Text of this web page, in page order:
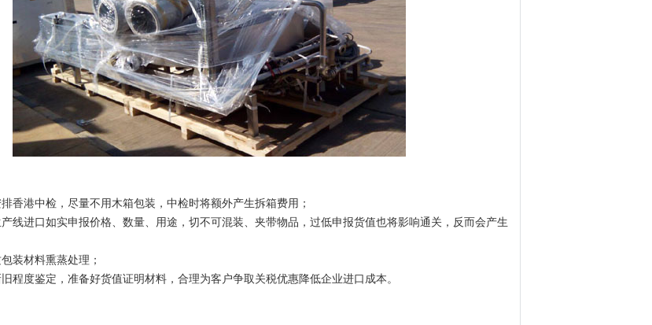
香港中检，尽量不用木箱包装，中检时将额外产生拆箱费用；
线进口如实申报价格、数量、用途，切不可混装、夹带物品，过低申报货值也将影响通关，反而会产生
装材料熏蒸处理；
程度鉴定，准备好货值证明材料，合理为客户争取关税优惠降低企业进口成本。